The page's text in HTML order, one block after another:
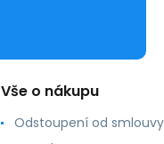
Vše o nákupu
Odstoupení od smlouvy